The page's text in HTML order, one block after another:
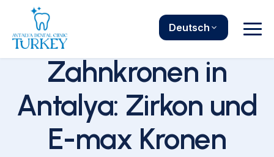
Deutsch
Zahnkronen in
Antalya: Zirkon und
E-max Kronen